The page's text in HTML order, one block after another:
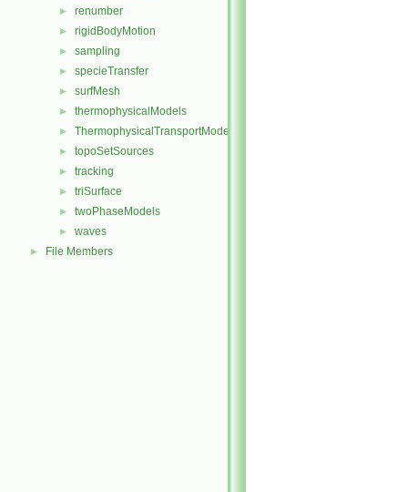
► renumber
► rigidBodyMotion
► sampling
► specieTransfer
► surfMesh
► thermophysicalModels
► ThermophysicalTransportModels
► topoSetSources
► tracking
► triSurface
► twoPhaseModels
► waves
► File Members